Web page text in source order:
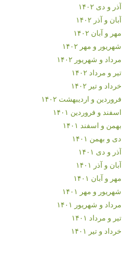
آذر و دی ۱۴۰۲
آبان و آذر ۱۴۰۲
مهر و آبان ۱۴۰۲
شهریور و مهر ۱۴۰۲
مرداد و شهریور ۱۴۰۲
تیر و مرداد ۱۴۰۲
خرداد و تیر ۱۴۰۲
فروردین و اردیبهشت ۱۴۰۲
اسفند و فروردین ۱۴۰۱
بهمن و اسفند ۱۴۰۱
دی و بهمن ۱۴۰۱
آذر و دی ۱۴۰۱
آبان و آذر ۱۴۰۱
مهر و آبان ۱۴۰۱
شهریور و مهر ۱۴۰۱
مرداد و شهریور ۱۴۰۱
تیر و مرداد ۱۴۰۱
خرداد و تیر ۱۴۰۱